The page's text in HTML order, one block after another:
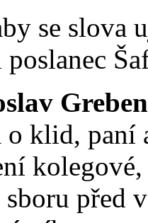
se slova
klid, paní
sboru před